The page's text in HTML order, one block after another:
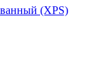
(XPS)